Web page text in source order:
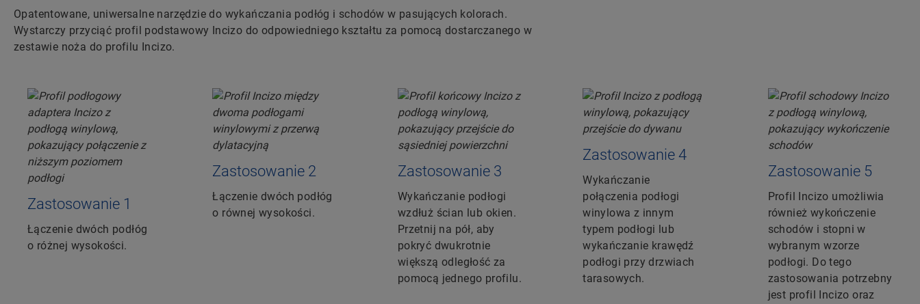
Opatentowane, uniwersalne narzędzie do wykańczania podłóg i schodów w pasujących kolorach.
Wystarczy przyciąć profil podstawowy Incizo do odpowiedniego kształtu za pomocą dostarczanego w
zestawie noża do profilu Incizo.
Zastosowanie 1
Łączenie dwóch podłóg
o różnej wysokości.
Zastosowanie 2
Łączenie dwóch podłóg
o równej wysokości.
Zastosowanie 3
Wykańczanie podłogi
wzdłuż ścian lub okien.
Przetnij na pół, aby
pokryć dwukrotnie
większą odległość za
pomocą jednego profilu.
Zastosowanie 4
Wykańczanie
połączenia podłogi
winylowa z innym
typem podłogi lub
wykańczanie krawędź
podłogi przy drzwiach
tarasowych.
Zastosowanie 5
Profil Incizo umożliwia
również wykończenie
schodów i stopni w
wybranym wzorze
podłogi. Do tego
zastosowania potrzebny
jest profil Incizo oraz